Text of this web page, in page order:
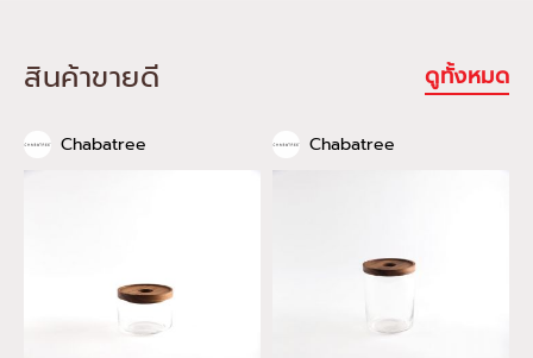
สินค้าขายดี ดูทั้งหมด
Chabatree Chabatree